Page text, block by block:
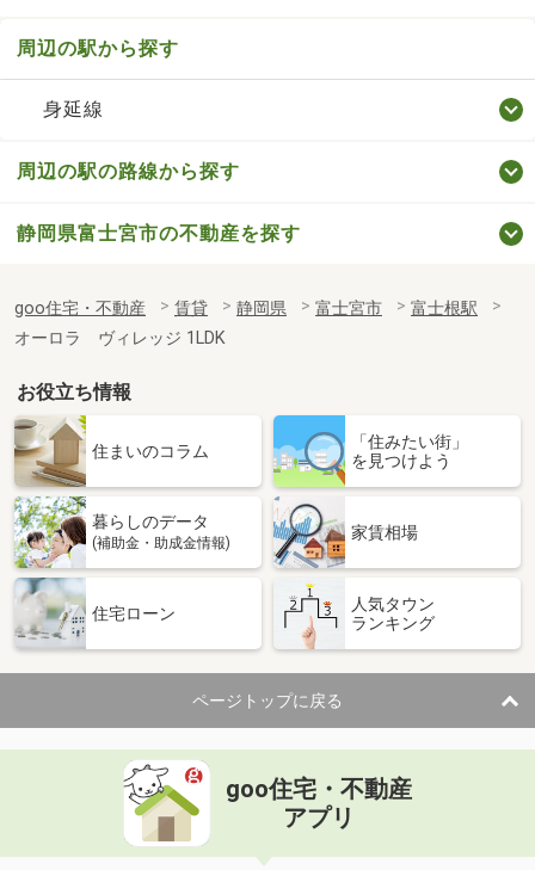
周辺の駅から探す
身延線
周辺の駅の路線から探す
静岡県富士宮市の不動産を探す
goo住宅・不動産 賃貸 静岡県 富士宮市
富士根駅
オーロラ ヴィレッジ 1LDK
お役立ち情報
住まいのコラム
「住みたい街」
を見つけよう
暮らしのデータ
(補助金・助成金情報)
家賃相場
住宅ローン
人気タウン
ランキング
ページトップに戻る
goo住宅・不動産
アプリ